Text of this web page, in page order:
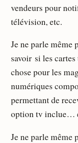
vendeurs pour
télévision, etc.
Je ne parle même
savoir si les
chose pour les
numériques
permettant de
option tv inclue…
Je ne parle même